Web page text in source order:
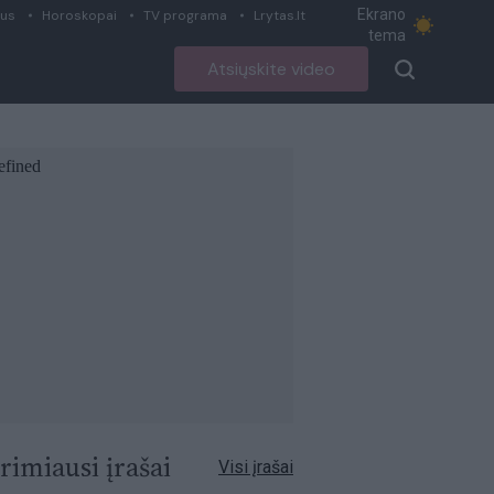
Horoskopai TV programa Lrytas.lt
Ekrano
tema
Atsiųskite video
įrašai Visi įrašai